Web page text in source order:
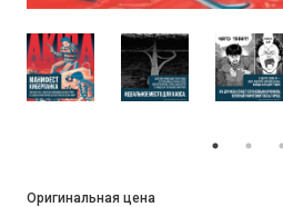
Оригинальная цена